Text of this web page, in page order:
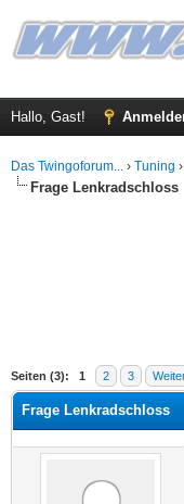
Hallo, Gast!
Das Twingoforum... › Tuning ›
Frage Lenkradschloss
Seiten (3): 1 2 3
Durchschnitt
Frage Lenkradschloss